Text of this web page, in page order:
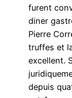
furent
diner
Pierre
truffes et
excellent.
depuis